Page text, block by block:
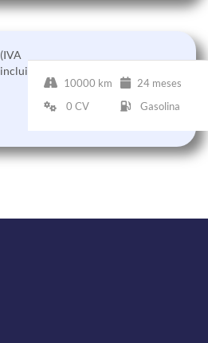
(IVA
incluido)
10000 km
24 meses
0 CV
Gasolina